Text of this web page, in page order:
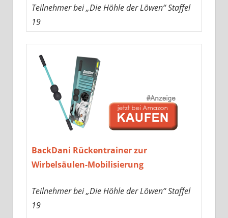
Teilnehmer bei „Die Höhle der Löwen“ Staffel
19
BackDani Rückentrainer zur
Wirbelsäulen-Mobilisierung
Teilnehmer bei „Die Höhle der Löwen“ Staffel
19